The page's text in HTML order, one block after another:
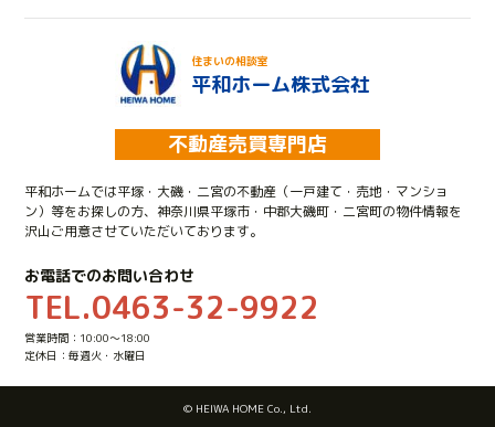
住まいの相談室
平和ホーム株式会社
不動産売買専門店
平和ホームでは平塚・大磯・二宮の不動産（一戸建て・売地・マンショ
ン）等をお探しの方、神奈川県平塚市・中郡大磯町・二宮町の物件情報を
沢山ご用意させていただいております。
お電話でのお問い合わせ
TEL.0463-32-9922
営業時間：10:00～18:00
定休日：毎週火・水曜日
© HEIWA HOME Co., Ltd.